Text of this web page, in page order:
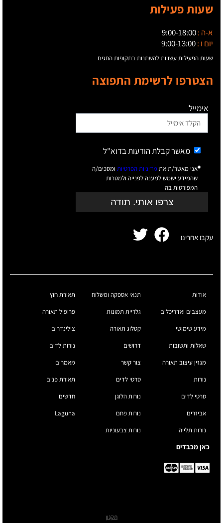
שעות פעילות
א-ה :9:00-18:00
יום ו :9:00-13:00
שעות הפעילות עשויות להשתנות בתקופות החגים
הצטרפו לרשימת התפוצה
אימייל
מאשר קבלת הודעות בדוא"ל
אני מאשר/ת אתמדיניות הפרטיות ומסכים/ה
שהמידע ישמש למענה לפנייה ולמטרות
המפורטות בה
צרפו אותי. תודה
עקבו אחרינו
אודות
מעצבים ואדריכלים
מידע שימושי
שאלות ותשובות
מגזין עיצוב תאורה
תנאי אספקה ומשלוח
גלריית תמונות
קטלוג תאורה
דרושים
צור קשר
תאורת חוץ
פרופיל תאורה
צילינדרים
נורות לדים
מאמרים
נורות
סרטי לדים
אביזרים
נורות תלייה
סרטי לדים
נורות הלוגן
נורות פחם
נורות צבעוניות
תאורת פנים
חדשים
Laguna
כאן מכבדים
תקנון